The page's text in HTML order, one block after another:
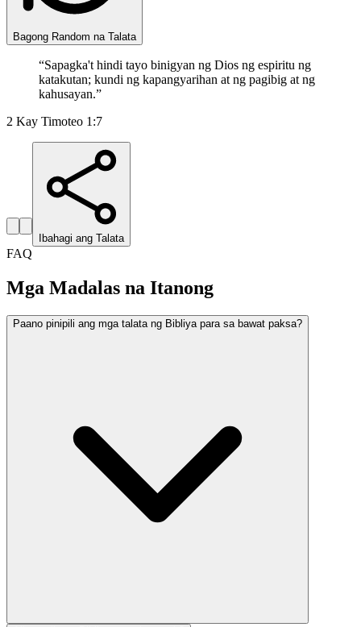
Bagong Random na Talata
“Sapagka't hindi tayo binigyan ng Dios ng espiritu ng
katakutan; kundi ng kapangyarihan at ng pagibig at ng
kahusayan.”
2 Kay Timoteo 1:7
Ibahagi ang Talata
FAQ
Mga Madalas na Itanong
Paano pinipili ang mga talata ng Bibliya para sa bawat paksa?